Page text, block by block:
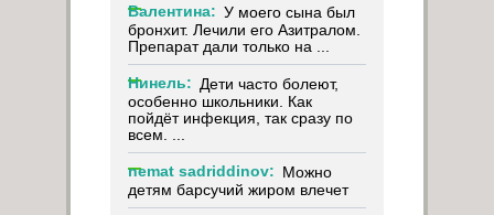
Валентина: У моего сына был
бронхит. Лечили его Азитралом.
Препарат дали только на ...
Нинель: Дети часто болеют,
особенно школьники. Как
пойдёт инфекция, так сразу по
всем. ...
nemat sadriddinov: Можно
детям барсучий жиром влечет